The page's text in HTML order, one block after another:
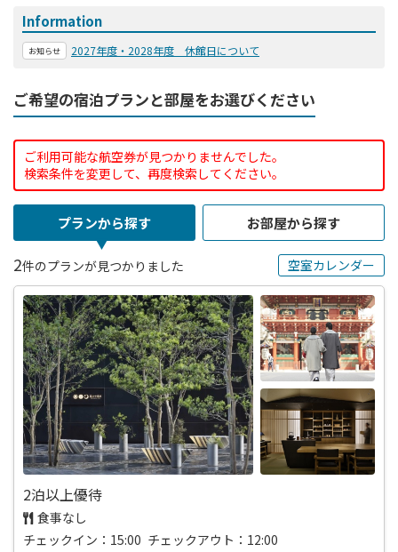
Information
お知らせ 2027年度・2028年度 休館日について
ご希望の宿泊プランと部屋をお選びください
ご利用可能な航空券が見つかりませんでした。
検索条件を変更して、再度検索してください。
プランから探す お部屋から探す
2件のプランが見つかりました 空室カレンダー
2泊以上優待
食事なし
チェックイン：15:00 チェックアウト：12:00